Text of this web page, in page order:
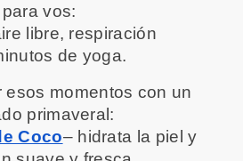
vos:
de yoga.
momentos con un
primaveral:
Coco– hidrata la piel y